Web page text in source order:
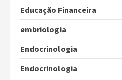
Educação Financeira
embriologia
Endocrinologia
Endocrinologia